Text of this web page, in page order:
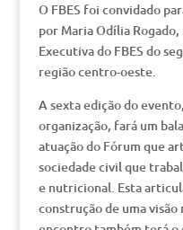
O FBES foi convidado
por Maria Odília
Executiva do FBES do
região centro-oeste.
A sexta edição do
organização, fará um
atuação do Fórum que
sociedade civil que
e nutricional. Esta
construção de uma visão